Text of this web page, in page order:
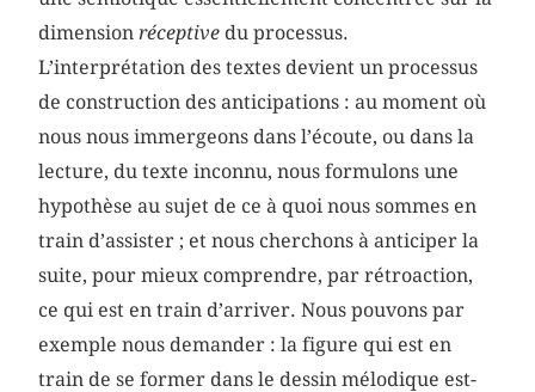
dimension réceptive du processus.
L’interprétation des textes devient un processus
de construction des anticipations : au moment où
nous nous immergeons dans l’écoute, ou dans la
lecture, du texte inconnu, nous formulons une
hypothèse au sujet de ce à quoi nous sommes en
train d’assister ; et nous cherchons à anticiper la
suite, pour mieux comprendre, par rétroaction,
ce qui est en train d’arriver. Nous pouvons par
exemple nous demander : la figure qui est en
train de se former dans le dessin mélodique est-